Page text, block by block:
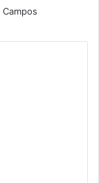
Campos